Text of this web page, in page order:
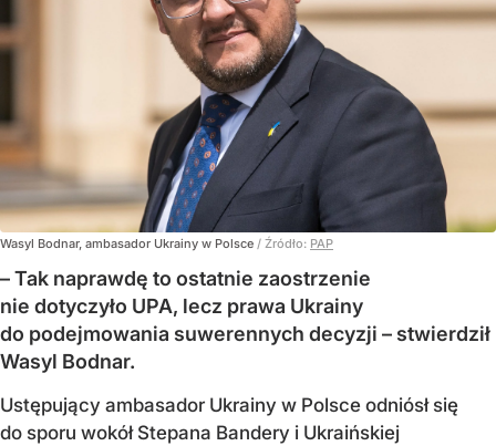
Wasyl Bodnar, ambasador Ukrainy w Polsce / Źródło: PAP
– Tak naprawdę to ostatnie zaostrzenie
nie dotyczyło UPA, lecz prawa Ukrainy
do podejmowania suwerennych decyzji – stwierdził
Wasyl Bodnar.
Ustępujący ambasador Ukrainy w Polsce odniósł się
do sporu wokół Stepana Bandery i Ukraińskiej